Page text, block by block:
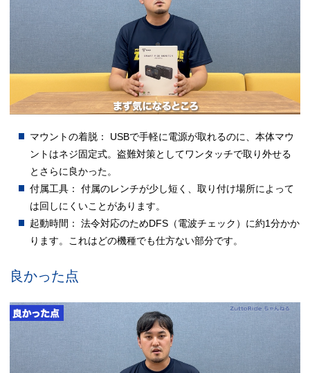
マウントの着脱： USBで手軽に電源が取れるのに、本体マウ
ントはネジ固定式。盗難対策としてワンタッチで取り外せる
とさらに良かった。
付属工具： 付属のレンチが少し短く、取り付け場所によって
は回しにくいことがあります。
起動時間： 法令対応のためDFS（電波チェック）に約1分かか
ります。これはどの機種でも仕方ない部分です。
良かった点